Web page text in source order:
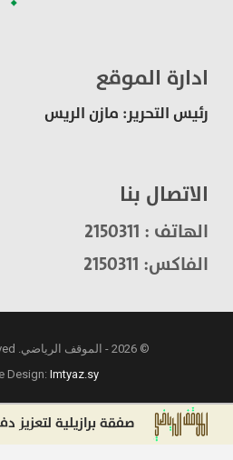
ادارة الموقع
رئيس التحرير: مازن الريس
الاتصال بنا
الهاتف : 2150311
الفاكس: 2150311
© 2026 - الموقف الرياضي. All Rights Reserved.
Design:Imtyaz.sy
صفقة برازيلية لتعزيز